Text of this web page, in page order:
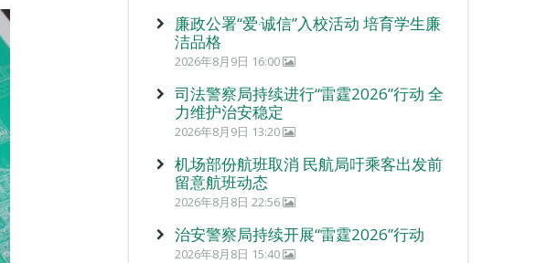
廉政公署“爱‧诚信”入校活动 培育学生廉
洁品格
2026年8月9日 16:00
司法警察局持续进行“雷霆2026”行动 全
力维护治安稳定
2026年8月9日 13:20
机场部份航班取消 民航局吁乘客出发前
留意航班动态
2026年8月8日 22:56
治安警察局持续开展“雷霆2026”行动
2026年8月8日 15:40